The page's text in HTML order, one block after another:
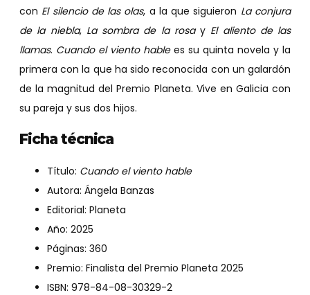
con El silencio de las olas, a la que siguieron La conjura
de la niebla, La sombra de la rosay El aliento de las
llamas. Cuando el viento hablees su quinta novela y la
primera con la que ha sido reconocida con un galardón
de la magnitud del Premio Planeta. Vive en Galicia con
su pareja y sus dos hijos.
Ficha técnica
Título: Cuando el viento hable
Autora: Ángela Banzas
Editorial: Planeta
Año: 2025
Páginas: 360
Premio: Finalista del Premio Planeta 2025
ISBN: 978-84-08-30329-2